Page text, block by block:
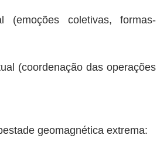
coletivas, formas-
(coordenação das operações
geomagnética extrema: